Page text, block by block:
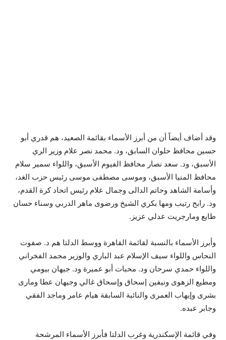
وقد أضاف أيضاً أن من أبرز الأسماء بقائمة الصعيد، هم قدري أبو
حسين محافظ حلوان السابق، ود. محمد نصر علام وزير الري
الأسبق، ود. سعد نصار محافظ الفيوم الأسبق، واللواء سمير سلام
محافظ المنيا الأسبق، وموسى مصطفى موسى رئيس حزب الغد،
وأسامة الشاهد وحاتم الدالى وجمال علام رئيس اتحاد كرة القدم،
ود. رابح رتيب ومها بكري الشيخ ورضوى ماهر الدربي وسناء حسان
طايع ومارجريت عدلي عزيز.
وأبرز الأسماء بالنسبة لقائمة القاهرة ووسط الدلتا هم د. صفوت
النحاس واللواء سيف الإسلام عبد الباري والوزير محمد الفخراني
واللواء حمدي سرحان ود. محبات أبو عميرة ود. جيهان بيومي
ومطيع الزهوى ونيفين إسحاق وإسحاق غالي وجيهان عطا ومارى
بشرى وإيهاب العمرى والنائبة السابقة هيام عامر وماجد الفقي
وجابر عبده.
وفي قائمة الإسكندرية وغرب الدلتا فأبرز الأسماء المرشحة